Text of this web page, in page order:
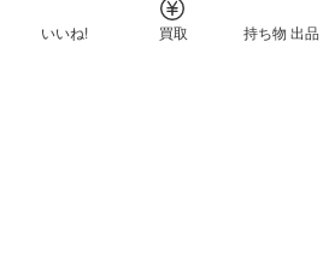
いいね! 買取 持ち物 出品